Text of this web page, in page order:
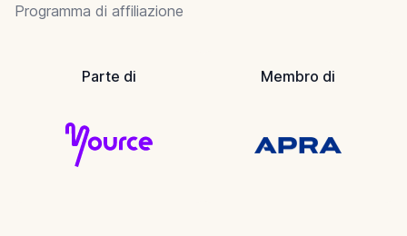
Programma di affiliazione
Parte di Membro di